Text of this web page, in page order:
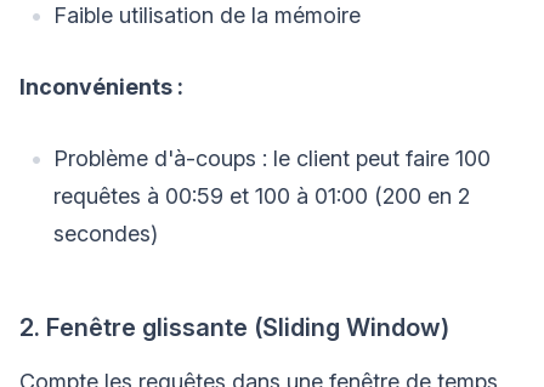
Faible utilisation de la mémoire
Inconvénients :
Problème d'à-coups : le client peut faire 100
requêtes à 00:59 et 100 à 01:00 (200 en 2
secondes)
2. Fenêtre glissante (Sliding Window)
Compte les requêtes dans une fenêtre de temps